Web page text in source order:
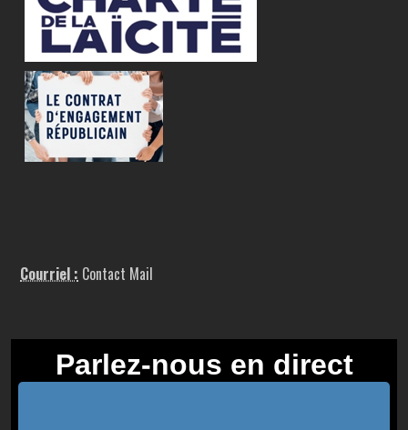
Courriel : Contact Mail